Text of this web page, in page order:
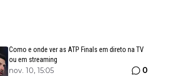
Como e onde ver as ATP Finals em direto na TV
ou em streaming
nov. 10, 15:05 0